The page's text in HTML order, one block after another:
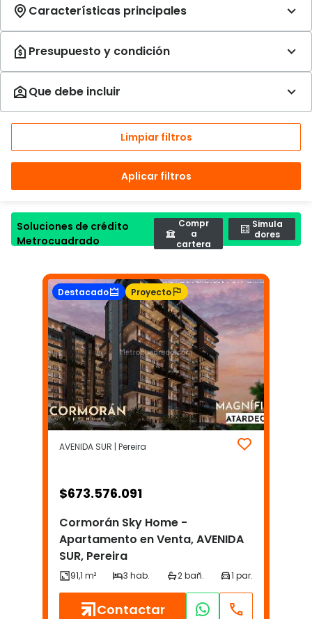
Limpiar filtros
Aplicar filtros
Soluciones de crédito
Metrocuadrado
Compr
a
cartera
Simula
dores
Destacado Proyecto
AVENIDA SUR | Pereira
$673.576.091
Cormorán Sky Home -
Apartamento en Venta, AVENIDA
SUR, Pereira
Contactar